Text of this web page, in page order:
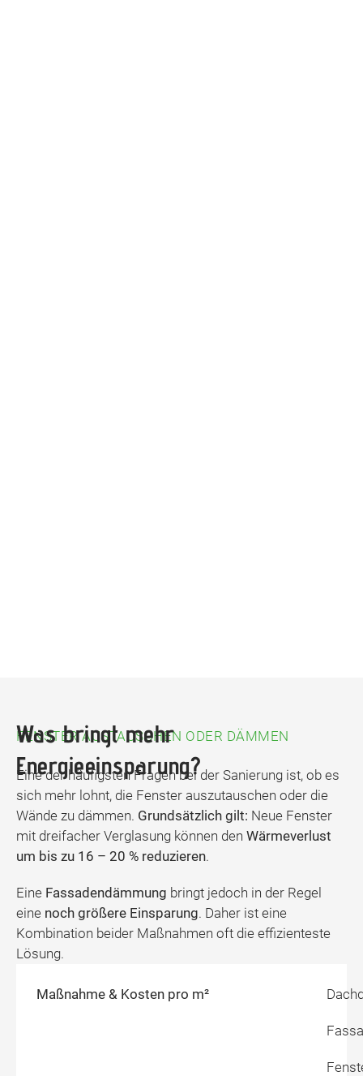
Maßnahme & Kosten pro m²
FENSTER AUSTAUSCHEN ODER DÄMMEN
Was bringt mehr
Energieeinsparung?
Eine der häufigsten Fragen bei der Sanierung ist, ob es
sich mehr lohnt, die Fenster auszutauschen oder die
Wände zu dämmen. Grundsätzlich gilt: Neue Fenster
mit dreifacher Verglasung können den Wärmeverlust
um bis zu 16 – 20 % reduzieren.
Eine Fassadendämmung bringt jedoch in der Regel
eine noch größere Einsparung. Daher ist eine
Kombination beider Maßnahmen oft die effizienteste
Lösung.